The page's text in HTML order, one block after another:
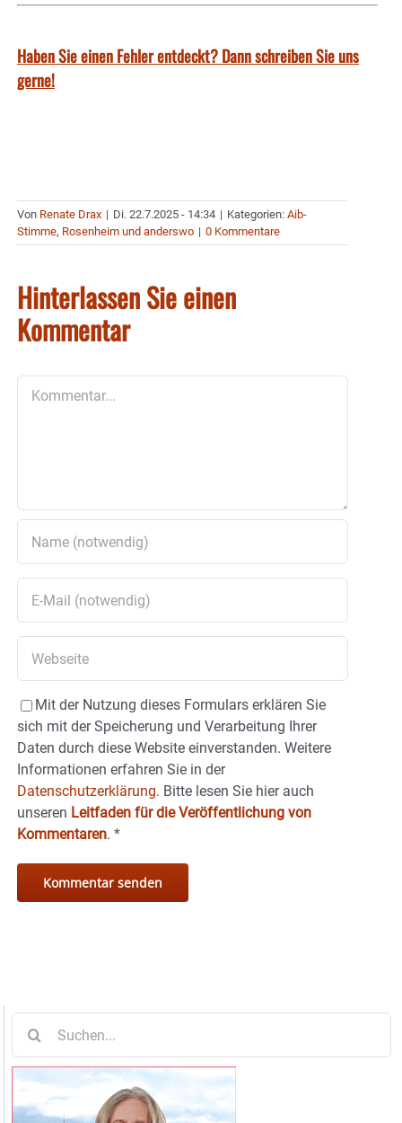
Haben Sie einen Fehler entdeckt? Dann schreiben Sie uns
gerne!
Von Renate Drax | Di. 22.7.2025 - 14:34 | Kategorien: Aib-
Stimme, Rosenheim und anderswo | 0 Kommentare
Hinterlassen Sie einen
Kommentar
Mit der Nutzung dieses Formulars erklären Sie
sich mit der Speicherung und Verarbeitung Ihrer
Daten durch diese Website einverstanden. Weitere
Informationen erfahren Sie in der
Datenschutzerklärung. Bitte lesen Sie hier auch
unseren Leitfaden für die Veröffentlichung von
Kommentaren. *
nach: